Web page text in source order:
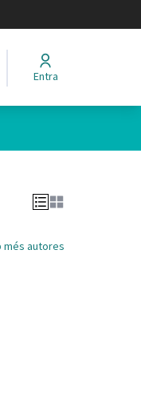
Entra
més autores